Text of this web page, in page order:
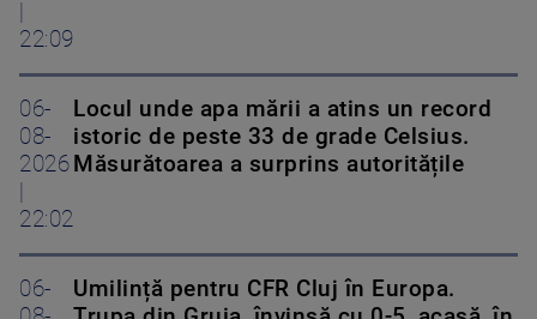
22:09
06-
08-
2026
22:02
Locul unde apa mării a atins un record
istoric de peste 33 de grade Celsius.
Măsurătoarea a surprins autoritățile
06-
Umilință pentru CFR Cluj în Europa.